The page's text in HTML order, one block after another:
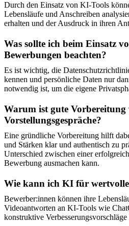
Durch den Einsatz von KI-Tools
Lebensläufe und Anschreiben
erhalten und der Ausdruck in ihren
Was sollte ich beim Einsatz
Bewerbungen beachten?
Es ist wichtig, die
kennen und persönliche Daten nur
notwendig ist, um die eigene
Warum ist gute
Vorstellungsgespräche?
Eine gründliche Vorbereitung hilft
und Stärken klar und authentisch zu
Unterschied zwischen einer
Bewerbung ausmachen kann.
Wie kann ich KI für
Bewerber:innen können ihre
Videoantworten an KI-Tools wie
konstruktive